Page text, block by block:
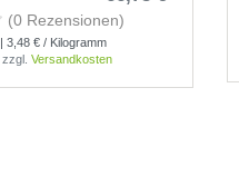
(0 Rezensionen)
| 3,48 € / Kilogramm
zzgl.Versandkosten